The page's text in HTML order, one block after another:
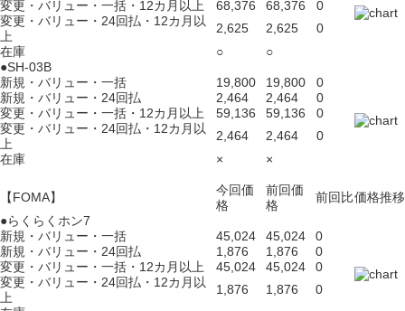
変更・バリュー・一括・12カ月以上
68,376 68,376
0
変更・バリュー・24回払・12カ月以
上
2,625 2,625
0
在庫
○
○
●SH-03B
新規・バリュー・一括
19,800 19,800
0
新規・バリュー・24回払
2,464 2,464
0
変更・バリュー・一括・12カ月以上
59,136 59,136
0
変更・バリュー・24回払・12カ月以
上
2,464 2,464
0
在庫
× ×
【FOMA】
今回価
格
前回価
格
前回比価格推移
●らくらくホン7
新規・バリュー・一括
45,024 45,024
0
新規・バリュー・24回払
1,876 1,876
0
変更・バリュー・一括・12カ月以上
45,024 45,024
0
変更・バリュー・24回払・12カ月以
上
1,876 1,876
0